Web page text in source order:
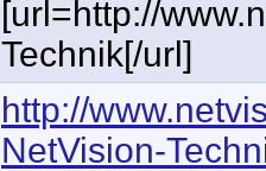
[url=http://
Technik[/url]
http://
NetVision-